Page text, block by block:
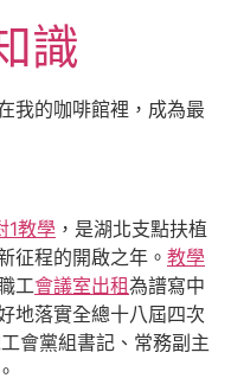
識
我的咖啡館裡，成為最
1教學 ，是湖北支點扶植
征程的開啟之年。 教學
工會議室出租為譜寫中
地落實全總十八屆四次
會黨組書記、常務副主